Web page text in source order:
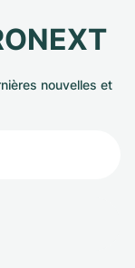
nouvelles et